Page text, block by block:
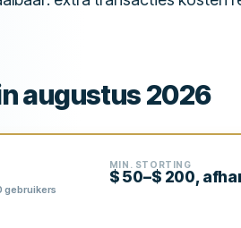
augustus 2026
gebruikers
MIN. STORTING
$ 50–$ 200,